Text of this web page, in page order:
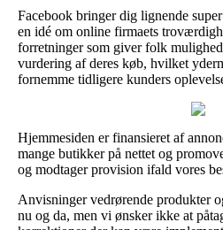
Facebook bringer dig lignende
en idé om online firmaets
forretninger som giver folk
vurdering af deres køb, hvilket
fornemme tidligere kunders
Hjemmesiden er finansieret af
mange butikker på nettet og
og modtager provision ifald vores
Anvisninger vedrørende produkter
nu og da, men vi ønsker ikke at